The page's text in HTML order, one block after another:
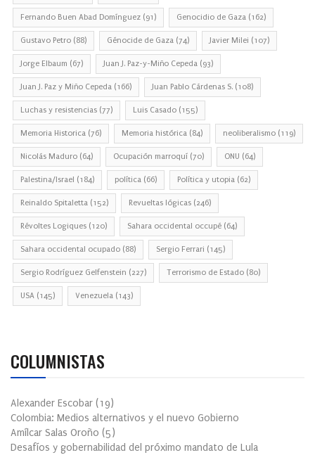
Fernando Buen Abad Domínguez (91) Genocidio de Gaza (162)
Gustavo Petro (88) Génocide de Gaza (74) Javier Milei (107)
Jorge Elbaum (67) Juan J. Paz-y-Miño Cepeda (93)
Juan J. Paz y Miño Cepeda (166) Juan Pablo Cárdenas S. (108)
Luchas y resistencias (77) Luis Casado (155)
Memoria Historica (76) Memoria histórica (84) neoliberalismo (119)
Nicolás Maduro (64) Ocupación marroquí (70) ONU (64)
Palestina/Israel (184) política (66) Política y utopia (62)
Reinaldo Spitaletta (152) Revueltas lógicas (246)
Révoltes Logiques (120) Sahara occidental occupé (64)
Sahara occidental ocupado (88) Sergio Ferrari (145)
Sergio Rodríguez Gelfenstein (227) Terrorismo de Estado (80)
USA (145) Venezuela (143)
COLUMNISTAS
Alexander Escobar (19)
Colombia: Medios alternativos y el nuevo Gobierno
Amílcar Salas Oroño (5)
Desafíos y gobernabilidad del próximo mandato de Lula